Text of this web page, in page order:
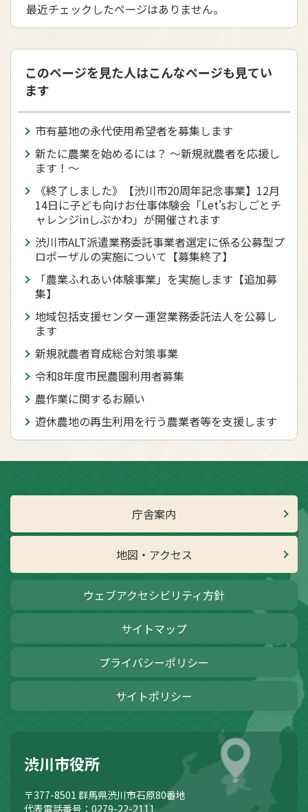
最近チェックしたページはありません。
このページを見た人はこんなページも見てい
ます
市有墓地の永代使用希望者を募集します
新たに農業を始めるには？ ～新規就農者を応援し
ます！～
《終了しました》【渋川市20周年記念事業】12月
14日に子ども向けお仕事体験会「Let'sおしごとチ
ャレンジinしぶかわ」が開催されます
渋川市ALT派遣業務委託事業者選定に係る公募型プ
ロポーザルの実施について【募集終了】
「農業ふれあい体験事業」を実施します【追加募
集】
地域包括支援センター運営業務委託法人を公募し
ます
新規就農者育成総合対策事業
令和8年度市民農園利用者募集
農作業に関するお願い
遊休農地の再生利用を行う農業者等を支援します
庁舎案内
地図・アクセス
ウェブアクセシビリティ方針
サイトマップ
プライバシーポリシー
サイトポリシー
渋川市役所
〒377-8501 群馬県渋川市石原80番地
代表電話番号：0279-22-2111